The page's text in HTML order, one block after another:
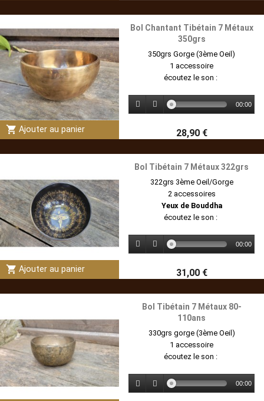
shopping_cart Ajouter au panier
Bol Chantant Tibétain 7 Métaux
350grs
350grs Gorge (3ème Oeil)
1 accessoire
écoutez le son :
00:00
28,90 €
shopping_cart Ajouter au panier
Bol Tibétain 7 Métaux 322grs
322grs 3ème Oeil/Gorge
2 accessoires
Yeux de Bouddha
écoutez le son :
00:00
31,00 €
Bol Tibétain 7 Métaux 80-
110ans
330grs gorge (3ème Oeil)
1 accessoire
écoutez le son :
00:00